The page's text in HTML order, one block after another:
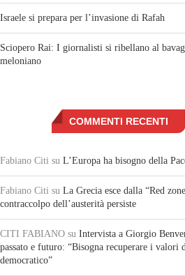
Israele si prepara per l’invasione di Rafah
Sciopero Rai: I giornalisti si ribellano al
meloniano
COMMENTI RECENTI
Fabiano Citi su L’Europa ha bisogno della
Fabiano Citi su La Grecia esce dalla “Red
contraccolpo dell’austerità persiste
CITI FABIANO su Intervista a Giorgio
passato e futuro: “Bisogna recuperare i valori
democratico”